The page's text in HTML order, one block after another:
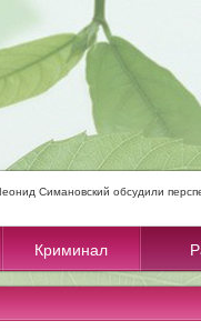
Симановский обсудили
Криминал